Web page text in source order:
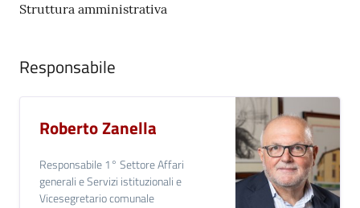
Struttura amministrativa
Responsabile
Roberto Zanella
Responsabile 1° Settore Affari
generali e Servizi istituzionali e
Vicesegretario comunale